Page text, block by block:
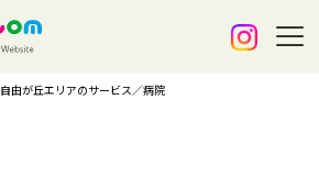
自由が丘エリアのサービス／病院